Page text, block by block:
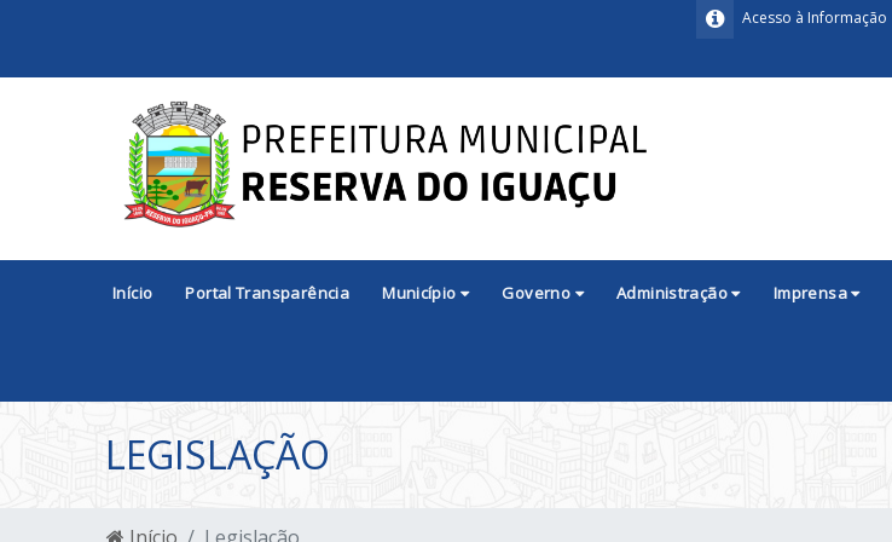
Acesso à Informação
Início Portal Transparência Município Governo Administração Imprensa
LEGISLAÇÃO
Início Legislação